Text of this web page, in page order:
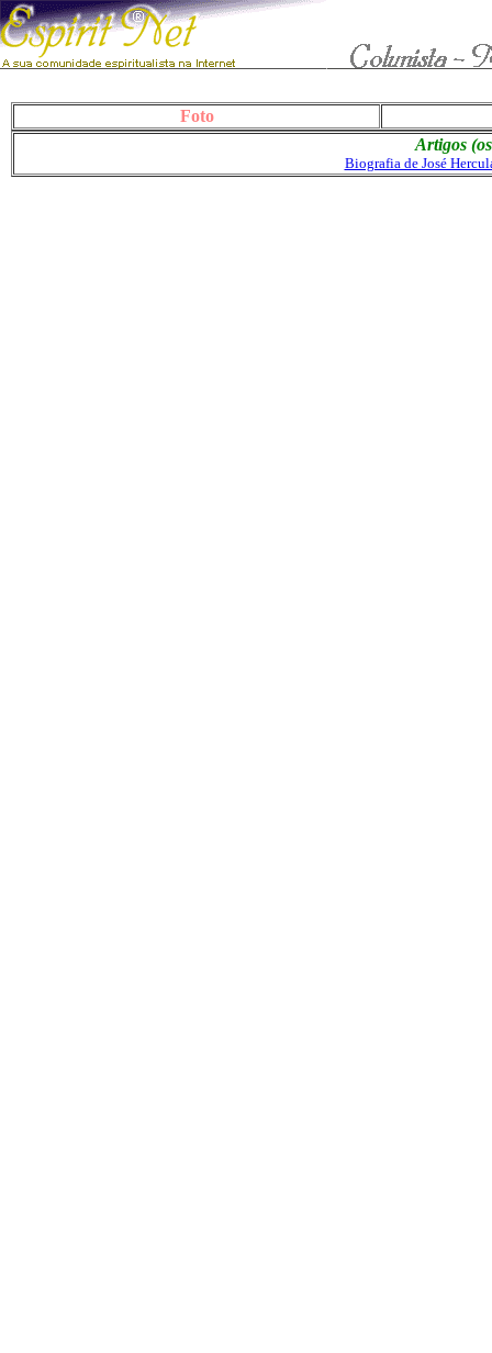
Foto
Artigos
Biografia de José